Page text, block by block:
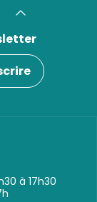
à 17h30